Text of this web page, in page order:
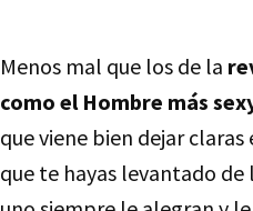
Menos mal que los de la
como el Hombre más
que viene bien dejar claras
que te hayas levantado